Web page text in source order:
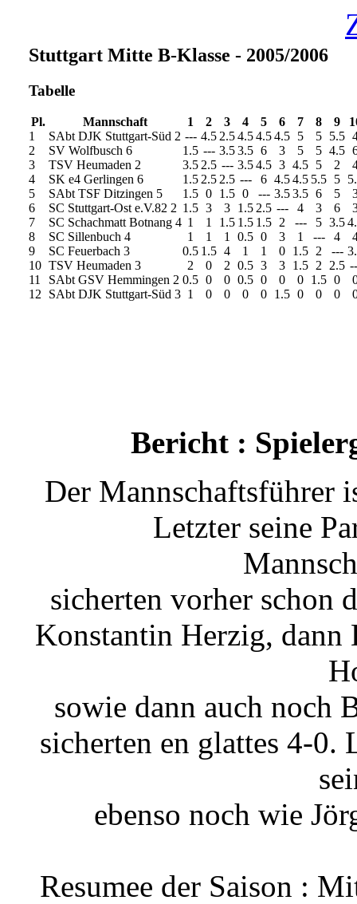
Stuttgart Mitte B-Klasse - 2005/2006
Tabelle
Pl. Mannschaft 1 2 3 4 5 6 7 8 9
1
SAbt DJK Stuttgart-Süd 2 --- 4.5 2.54.54.54.5 5 5 5.5
2
SV Wolfbusch 6 1.5 --- 3.53.5 6 3 5 5 4.5
3
TSV Heumaden 2 3.5 2.5 --- 3.54.5 3 4.5 5 2
4
SK e4 Gerlingen 6 1.5 2.5 2.5 --- 6 4.54.5 5.5 5
5
SAbt TSF Ditzingen 5 1.5 0 1.5 0 --- 3.53.5 6 5
6
SC Stuttgart-Ost e.V.82 2 1.5 3 3 1.5 2.5 --- 4 3 6
7
SC Schachmatt Botnang 4 1 1 1.5 1.5 1.5 2 --- 5 3.5
8
SC Sillenbuch 4 1 1 1 0.5 0 3 1 --- 4
9
SC Feuerbach 3 0.5 1.5 4 1 1 0 1.5 2 ---
10 TSV Heumaden 3 2 0 2 0.5 3 3 1.5 2 2.5
11
SAbt GSV Hemmingen 2 0.5 0 0 0.5 0 0 0 1.5 0
12
SAbt DJK Stuttgart-Süd 3 1 0 0 0 0 1.5 0 0 0
Bericht :
Der Mannschaftsführer
Letzter seine
sicherten vorher schon
Konstantin Herzig, dann
sowie dann auch
sicherten en glattes 4-0.
ebenso noch wie
Resumee der Saison :